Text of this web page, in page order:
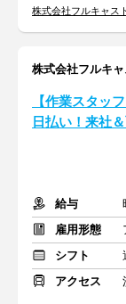
株式会社フルキャス
株式会社フルキ
【作業スタッ
日払い！来社
給与
雇用形態
シフト
アクセス